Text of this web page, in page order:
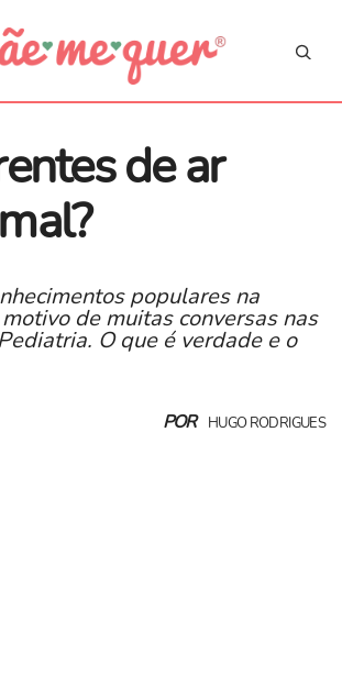
de ar
populares na
de muitas conversas nas
O que é verdade e o
POR HUGO RODRIGUES